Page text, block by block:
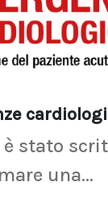
stato
una...